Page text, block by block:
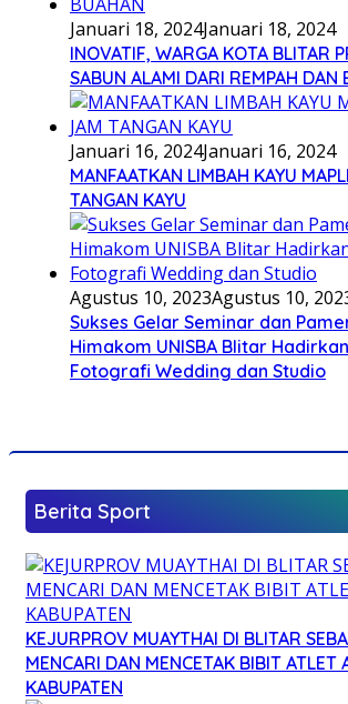
Januari 18, 2024Januari 18, 2024
INOVATIF, WARGA KOTA BLITAR
SABUN ALAMI DARI REMPAH DAN
Januari 16, 2024Januari 16, 2024
MANFAATKAN LIMBAH KAYU
TANGAN KAYU
Agustus 10, 2023Agustus 10,
Sukses Gelar Seminar dan
Himakom UNISBA Blitar
Fotografi Wedding dan Studio
Berita Sport
KEJURPROV MUAYTHAI DI BLITAR
MENCARI DAN MENCETAK BIBIT ATLET
KABUPATEN